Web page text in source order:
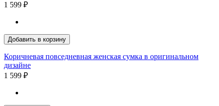
1 599 ₽
Добавить в корзину
Коричневая повседневная женская сумка в оригинальном
дизайне
1 599 ₽